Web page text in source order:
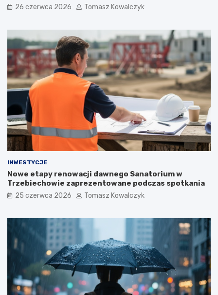
26 czerwca 2026 Tomasz Kowalczyk
INWESTYCJE
Nowe etapy renowacji dawnego Sanatorium w
Trzebiechowie zaprezentowane podczas spotkania
25 czerwca 2026 Tomasz Kowalczyk